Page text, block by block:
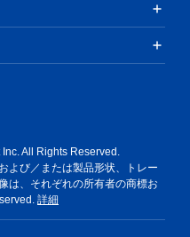
All Rights Reserved.
よび／または製品形状、トレー
は、それぞれの所有者の商標お
詳細